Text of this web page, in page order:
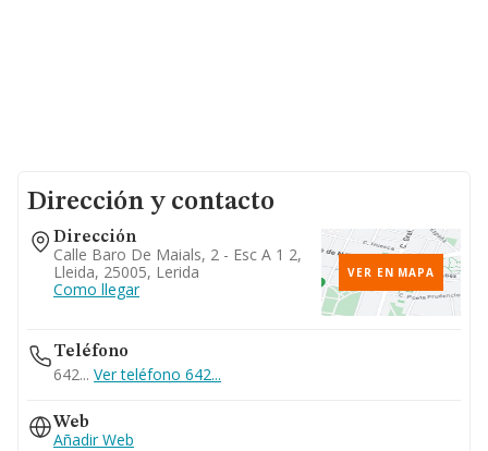
Dirección y contacto
Dirección
Calle Baro De Maials, 2 - Esc A 1 2,
Lleida, 25005, Lerida
Como llegar
VER EN MAPA
Teléfono
642... Ver teléfono 642...
Web
Añadir Web